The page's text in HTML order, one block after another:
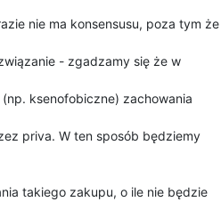
nie ma konsensusu, poza tym że
- zgadzamy się że w
ksenofobiczne) zachowania
priva. W ten sposób będziemy
takiego zakupu, o ile nie będzie